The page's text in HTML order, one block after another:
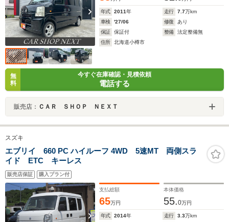
年式 2011年 走行 7.7万km
車検
'27/06 修復
あり
保証
保証付 整備
法定整備無
住所
北海道小樽市
無
料
今すぐ在庫確認・見積依頼
電話する
販売店： ＣＡＲ ＳＨＯＰ ＮＥＸＴ
スズキ
エブリイ 660 PC ハイルーフ 4WD 5速MT 両側スラ
イド ETC キーレス
販売店保証 購入プラン付
支払総額
65万円
本体価格
55.0万円
年式 2014年 走行 3.3万km